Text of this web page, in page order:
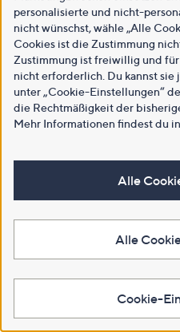
personalisierte und nicht-
nicht wünschst, wähle „Alle
Cookies ist die Zustimmung
Zustimmung ist freiwillig und
nicht erforderlich. Du kannst
unter „Cookie-Einstellungen“
die Rechtmäßigkeit der
Mehr Informationen findest du
Alle
Alle
Cookie-